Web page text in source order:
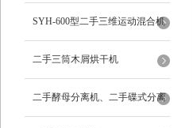
SYH-600型二手三维运动混合机
二手三筒木屑烘干机
二手酵母分离机、二手碟式分离